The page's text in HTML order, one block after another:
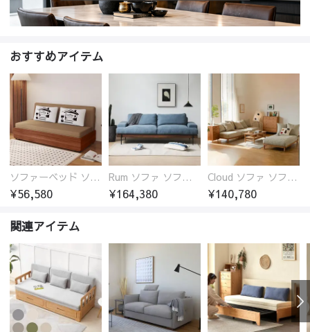
おすすめアイテム
ソファーベッド ソファベッド 2人 3人掛け 「幅100～180cm」ソファー ソファーベッド 1人掛け 2人掛け 3人掛け 収納付き 北欧 コンパクト-fsx-1005
¥56,580
Rum ソファ ソファー おしゃれ 1人掛け～4人掛け ウォールナットorオーク材フレーム 西海岸風 肘掛
¥164,380
Cloud ソファ ソファーおしゃれ 1人掛け～3人掛け チェリー材フレーム 木製 北欧 おしゃれ 5カラー 自由レイアウト
¥140,780
関連アイテム